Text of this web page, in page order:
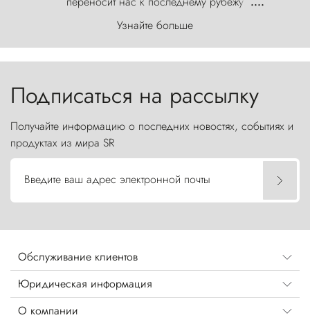
первозданного мира, где ветер с
первобытной яростью ваяет ландшафт, а пики
Торрес-дель-Пайне, словно каменные стражи,
Узнайте больше
Подписаться на рассылку
Получайте информацию о последних новостях, событиях и
продуктах из мира SR
Введите ваш адрес электронной почты
Обслуживание клиентов
Юридическая информация
О компании